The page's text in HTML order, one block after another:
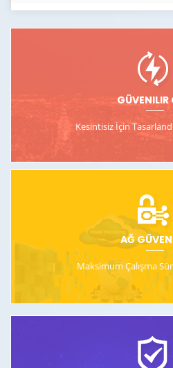
GÜVENILIR
Kesintisiz İçin
AĞ
Maksimum Çalışma